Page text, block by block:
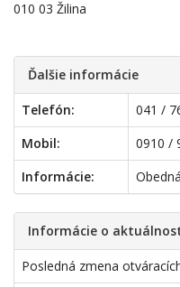
010 03 Žilina
Ďalšie informácie
Telefón:
041 /
Mobil:
0910 /
Informácie:
Informácie o
Posledná zmena